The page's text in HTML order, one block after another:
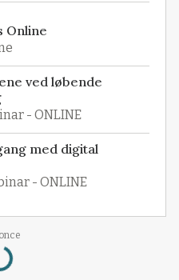
Online
ved løbende
- ONLINE
med digital
- ONLINE